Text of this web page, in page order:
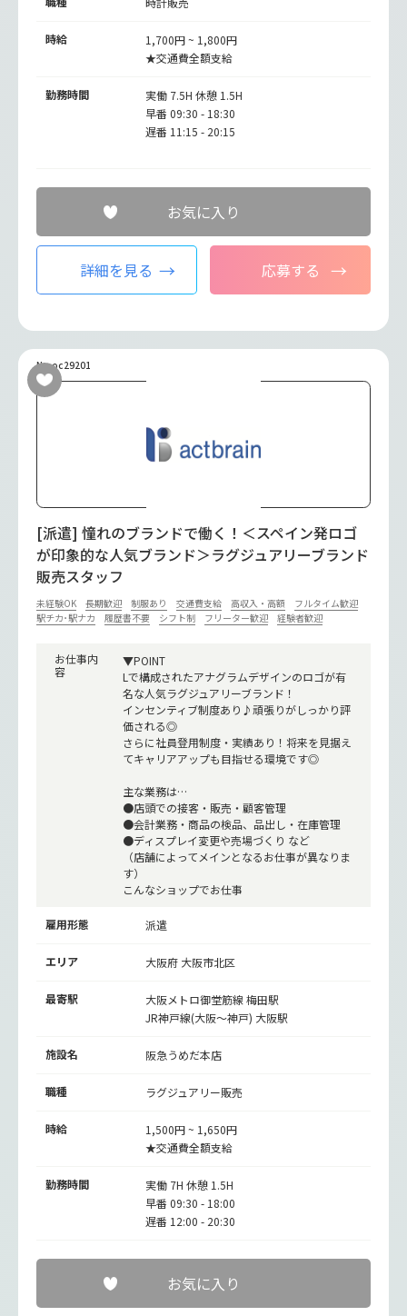
時給
1,700円 ~ 1,800円
★交通費全額支給
勤務時間
実働 7.5H 休憩 1.5H
早番 09:30 - 18:30
遅番 11:15 - 20:15
お気に入り
詳細を見る 応募する
No.oc29201
[派遣] 憧れのブランドで働く！＜スペイン発ロゴ
が印象的な人気ブランド＞ラグジュアリーブランド
販売スタッフ
未経験OK 長期歓迎 制服あり 交通費支給 高収入・高額
フルタイム歓迎
駅チカ･駅ナカ
履歴書不要 シフト制 フリーター歓迎 経験者歓迎
お仕事内
容
▼POINT
Lで構成されたアナグラムデザインのロゴが有
名な人気ラグジュアリーブランド！
インセンティブ制度あり♪頑張りがしっかり評
価される◎
さらに社員登用制度・実績あり！将来を見据え
てキャリアアップも目指せる環境です◎
主な業務は…
●店頭での接客・販売・顧客管理
●会計業務・商品の検品、品出し・在庫管理
●ディスプレイ変更や売場づくり など
（店舗によってメインとなるお仕事が異なりま
す）
こんなショップでお仕事
雇用形態 派遣
エリア 大阪府 大阪市北区
最寄駅 大阪メトロ御堂筋線梅田駅
JR神戸線(大阪～神戸) 大阪駅
施設名 阪急うめだ本店
職種 ラグジュアリー販売
時給
1,500円 ~ 1,650円
★交通費全額支給
勤務時間
実働 7H 休憩 1.5H
早番 09:30 - 18:00
遅番 12:00 - 20:30
お気に入り